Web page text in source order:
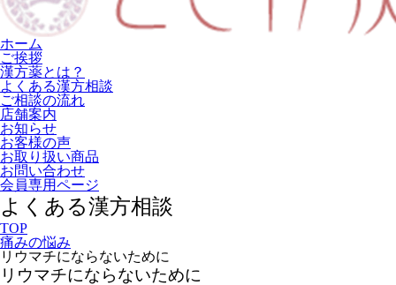
ホーム
ご挨拶
漢方薬とは？
よくある漢方相談
ご相談の流れ
店舗案内
お知らせ
お客様の声
お取り扱い商品
お問い合わせ
会員専用ページ
よくある漢方相談
TOP
痛みの悩み
リウマチにならないために
リウマチにならないために